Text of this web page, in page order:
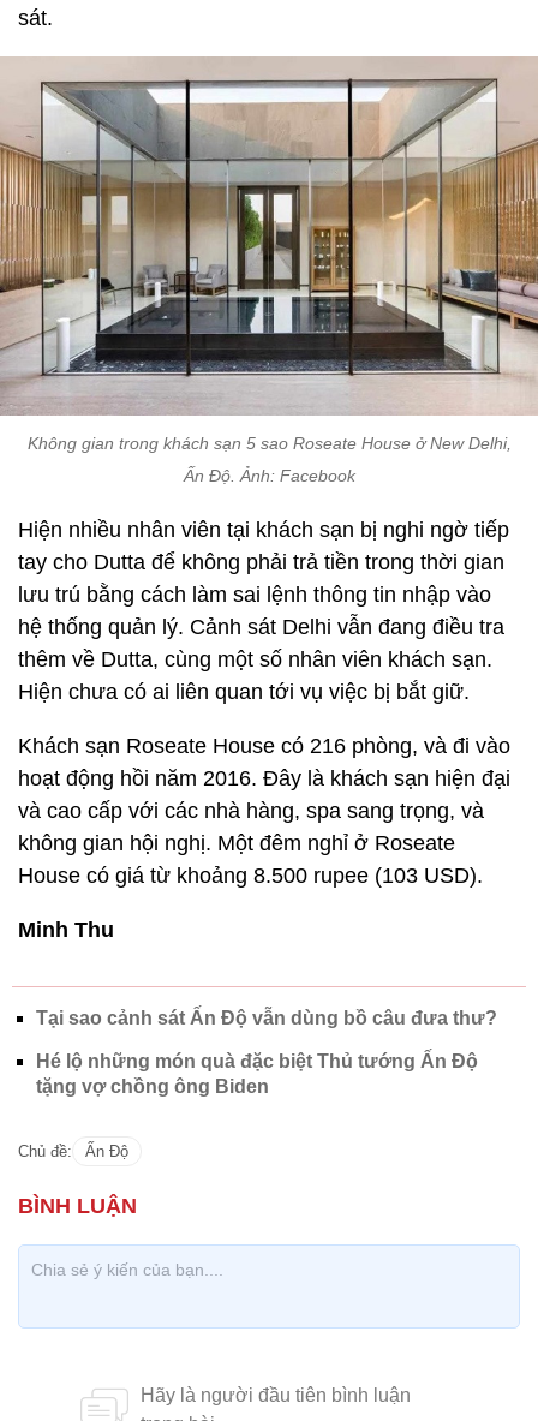
sát.
Không gian trong khách sạn 5 sao Roseate House ở New Delhi,
Ấn Độ. Ảnh: Facebook
Hiện nhiều nhân viên tại khách sạn bị nghi ngờ tiếp
tay cho Dutta để không phải trả tiền trong thời gian
lưu trú bằng cách làm sai lệnh thông tin nhập vào
hệ thống quản lý. Cảnh sát Delhi vẫn đang điều tra
thêm về Dutta, cùng một số nhân viên khách sạn.
Hiện chưa có ai liên quan tới vụ việc bị bắt giữ.
Khách sạn Roseate House có 216 phòng, và đi vào
hoạt động hồi năm 2016. Đây là khách sạn hiện đại
và cao cấp với các nhà hàng, spa sang trọng, và
không gian hội nghị. Một đêm nghỉ ở Roseate
House có giá từ khoảng 8.500 rupee (103 USD).
Minh Thu
Tại sao cảnh sát Ấn Độ vẫn dùng bồ câu đưa thư?
Hé lộ những món quà đặc biệt Thủ tướng Ấn Độ
tặng vợ chồng ông Biden
Chủ đề: Ấn Độ